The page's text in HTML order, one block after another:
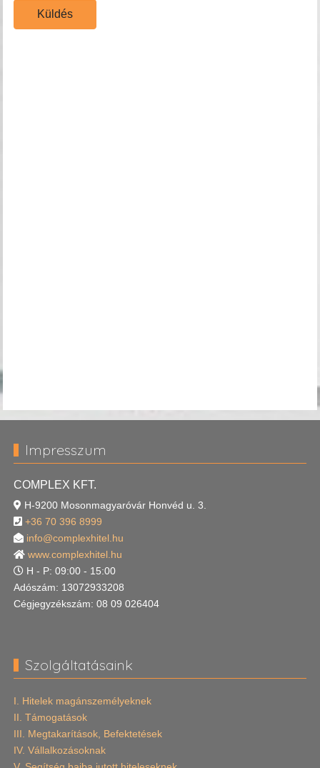
Küldés
Impresszum
COMPLEX KFT.
H-9200 Mosonmagyaróvár Honvéd u. 3.
+36 70 396 8999
info@complexhitel.hu
www.complexhitel.hu
H - P: 09:00 - 15:00
Adószám: 13072933208
Cégjegyzékszám: 08 09 026404
Szolgáltatásaink
I. Hitelek magánszemélyeknek
II. Támogatások
III. Megtakarítások, Befektetések
IV. Vállalkozásoknak